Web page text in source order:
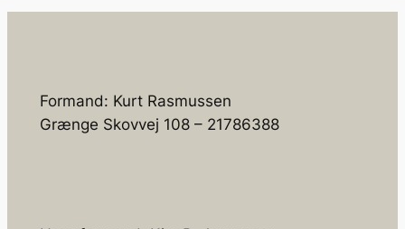
Formand: Kurt Rasmussen
Grænge Skovvej 108 – 21786388